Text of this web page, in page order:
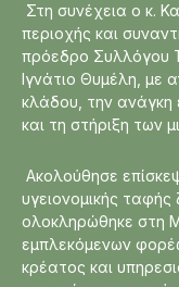
Στη συνέχεια ο κ.
περιοχής και
πρόεδρο Συλλόγου
Ιγνάτιο Θυμέλη, με
κλάδου, την ανάγκη
και τη στήριξη των
Ακολούθησε
υγειονομικής
ολοκληρώθηκε στη
εμπλεκόμενων
κρέατος και